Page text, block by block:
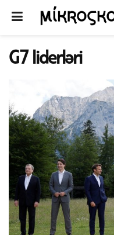
G7 liderləri